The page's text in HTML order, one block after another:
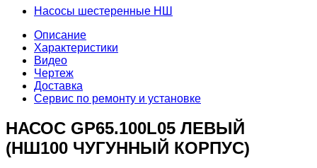
Насосы шестеренные НШ
Описание
Характеристики
Видео
Чертеж
Доставка
Сервис по ремонту и установке
НАСОС GP65.100L05 ЛЕВЫЙ
(НШ100 ЧУГУННЫЙ КОРПУС)